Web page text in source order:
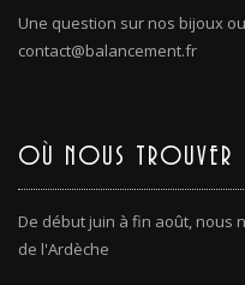
Une question sur nos bijoux
contact@balancement.fr
OÙ NOUS TROUVER
De début juin à fin août, nous
de l'Ardèche